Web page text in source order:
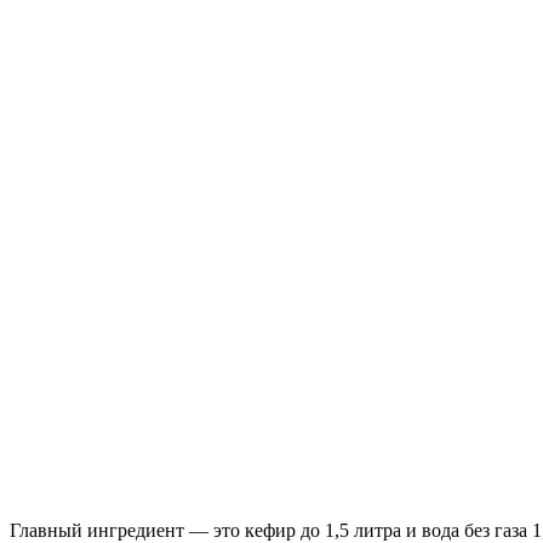
Главный ингредиент — это кефир до 1,5 литра и вода без газа